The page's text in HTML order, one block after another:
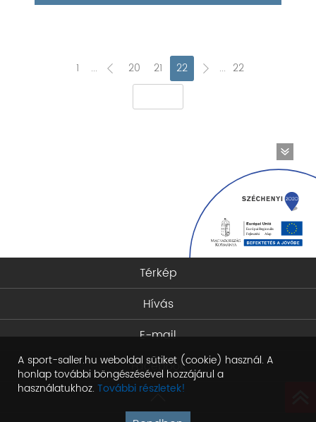
1 ... 20 21 22 ... 22
A sport-saller.hu weboldal sütiket (cookie) használ. A
honlap további böngészésével hozzájárul a
használatukhoz. További részletek!
Térkép
Hívás
E-mail
Facebook